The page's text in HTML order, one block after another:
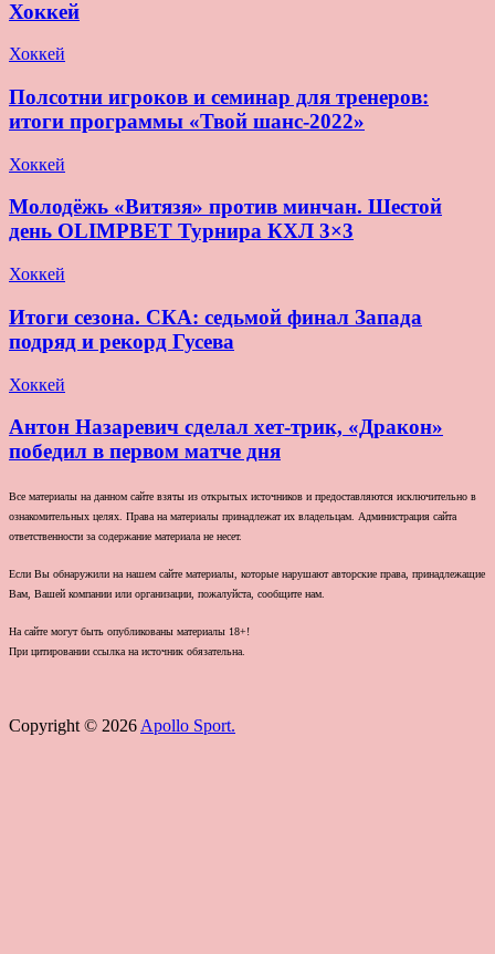
Хоккей
Хоккей
Полсотни игроков и семинар для тренеров:
итоги программы «Твой шанс-2022»
Хоккей
Молодёжь «Витязя» против минчан. Шестой
день OLIMPBET Турнира КХЛ 3×3
Хоккей
Итоги сезона. СКА: седьмой финал Запада
подряд и рекорд Гусева
Хоккей
Антон Назаревич сделал хет-трик, «Дракон»
победил в первом матче дня
Все материалы на данном сайте взяты из открытых источников и предоставляются исключительно в
ознакомительных целях. Права на материалы принадлежат их владельцам. Администрация сайта
ответственности за содержание материала не несет.
Если Вы обнаружили на нашем сайте материалы, которые нарушают авторские права, принадлежащие
Вам, Вашей компании или организации, пожалуйста, сообщите нам.
На сайте могут быть опубликованы материалы 18+!
При цитировании ссылка на источник обязательна.
Copyright © 2026 Apollo Sport.